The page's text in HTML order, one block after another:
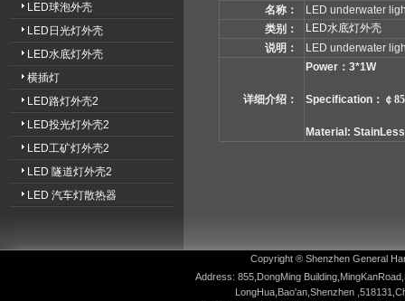
LED球泡外壳
LED日光灯外壳
LED水底灯外壳
横插灯
LED路灯外壳2
LED投光灯外壳2
LED工矿灯外壳2
LED 隧道灯外壳2
LED 汽车灯散热器
名称：
LED underwater
类别：
LED水底灯外壳
说明：
LED underwater
详细介绍：
Power：3*1W
Specification： ￠
Material:
Copyright ® Shenzhen General
Address: 855,DongMing
LongHua,Bao'an,Shenzhen